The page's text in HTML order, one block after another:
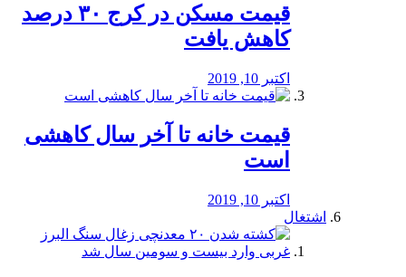
️قیمت مسکن در کرج ۳۰ درصد
کاهش یافت
اکتبر 10, 2019
قیمت خانه تا آخر سال کاهشی
است
اکتبر 10, 2019
اشتغال